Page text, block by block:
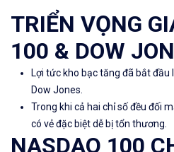
TRIỂN VỌNG
100 & DOW
Lợi tức kho bạc tăng đã bắt đầu
Dow Jones.
Trong khi cả hai chỉ số đều đối
có vẻ đặc biệt dễ bị tổn thương.
NASDAQ 100